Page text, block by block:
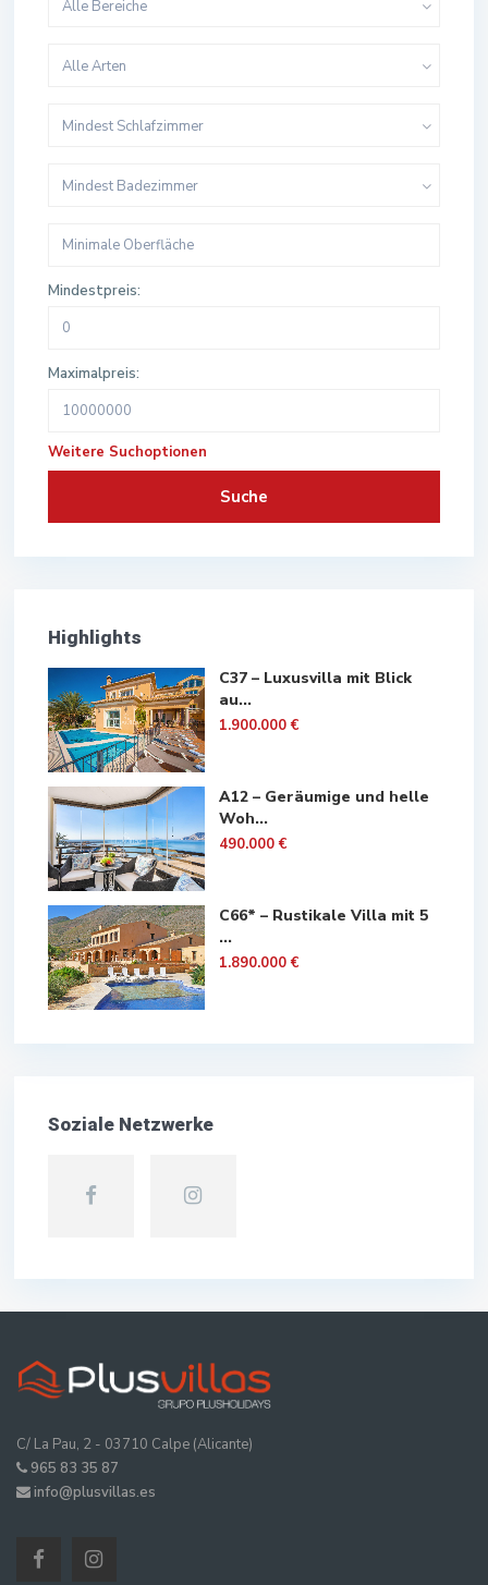
Alle Bereiche
Alle Arten
Mindest Schlafzimmer
Mindest Badezimmer
Mindestpreis:
Maximalpreis:
Weitere Suchoptionen
Suche
Highlights
C37 – Luxusvilla mit Blick
au...
1.900.000 €
A12 – Geräumige und helle
Woh...
490.000 €
C66* – Rustikale Villa mit 5
...
1.890.000 €
Soziale Netzwerke
C/ La Pau, 2 - 03710 Calpe (Alicante)
965 83 35 87
info@plusvillas.es